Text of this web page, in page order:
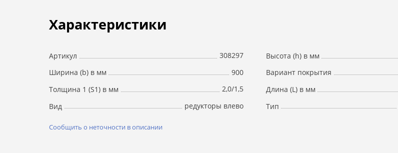
Характеристики
Артикул 308297 Высота (h) в мм
Ширина (b) в мм
900 Вариант покрытия
Толщина 1 (S1) в мм
2,0/1,5 Длина (L) в мм
Вид
редукторы влево Тип
Сообщить о неточности в описании